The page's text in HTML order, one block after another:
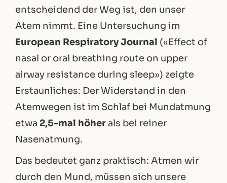
entscheidend der Weg ist, den unser
Atem nimmt. Eine Untersuchung im
European Respiratory Journal («Effect of
nasal or oral breathing route on upper
airway resistance during sleep») zeigte
Erstaunliches: Der Widerstand in den
Atemwegen ist im Schlaf bei Mundatmung
etwa 2,5-mal höherals bei reiner
Nasenatmung.
Das bedeutet ganz praktisch: Atmen wir
durch den Mund, müssen sich unsere